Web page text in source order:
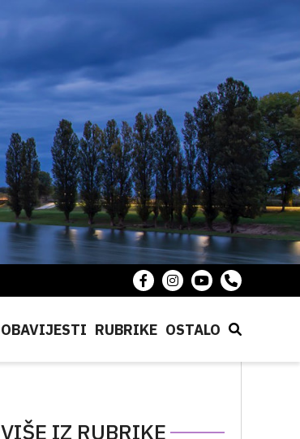
OBAVIJESTI RUBRIKE OSTALO
VIŠE IZ RUBRIKE